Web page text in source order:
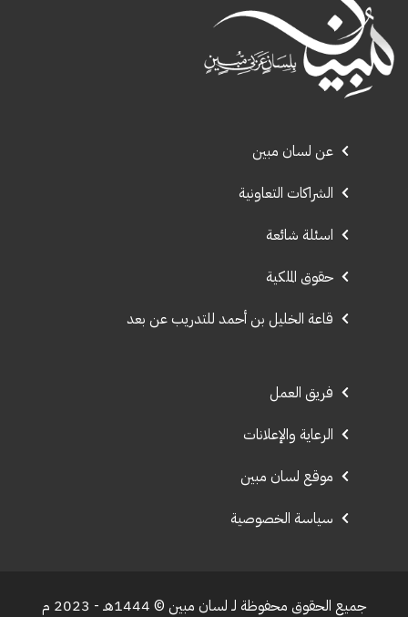
عن لسان مبين
الشراكات التعاونية
اسئلة شائعة
حقوق الملكية
قاعة الخليل بن أحمد للتدريب عن بعد
فريق العمل
الرعاية والإعلانات
موقع لسان مبين
سياسة الخصوصية
جميع الحقوق محفوظة لـ لسان مبين © 1444هـ - 2023 م